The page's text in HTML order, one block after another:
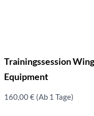
Trainingssession
Equipment
160,00€ (Ab 1 Tage)